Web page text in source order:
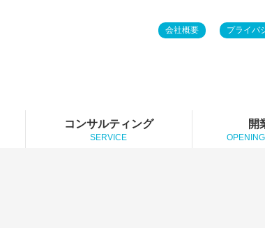
会社概要 プライバ
コンサルティング
SERVICE
開